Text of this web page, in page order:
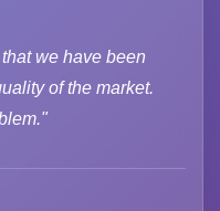
we have been
of the market.